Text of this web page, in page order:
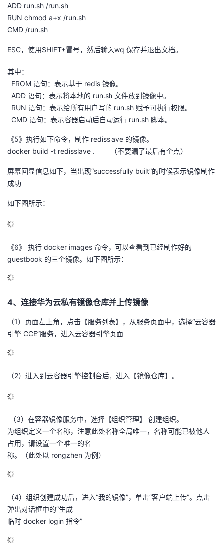
ADD run.sh /run.sh
RUN chmod a+x /run.sh
CMD /run.sh
ESC，使用SHIFT+冒号，然后输入wq 保存并退出文档。
其中：
FROM 语句：表示基于 redis 镜像。
ADD 语句：表示将本地的 run.sh 文件放到镜像中。
RUN 语句：表示给所有用户写的 run.sh 赋予可执行权限。
CMD 语句：表示容器启动后自动运行 run.sh 脚本。
《5》执行如下命令，制作 redisslave 的镜像。
docker build -t redisslave . （不要漏了最后有个点）
屏幕回显信息如下，当出现“successfully built”的时候表示镜像制作
成功
如下图所示：
《6》 执行 docker images 命令，可以查看到已经制作好的
guestbook 的三个镜像。如下图所示：
4、连接华为云私有镜像仓库并上传镜像
（1）页面左上角，点击【服务列表】，从服务页面中，选择“云容器
引擎 CCE”服务，进入云容器引擎页面
（2）进入到云容器引擎控制台后，进入【镜像仓库】。
（3）在容器镜像服务中，选择【组织管理】 创建组织。
为组织定义一个名称，注意此处名称全局唯一，名称可能已被他人
占用，请设置一个唯一的名
称。（此处以 rongzhen 为例）
（4）组织创建成功后，进入“我的镜像”，单击“客户端上传”。点击
弹出对话框中的“生成
临时 docker login 指令”